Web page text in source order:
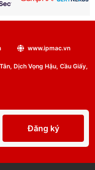
www.ipmac.vn
Dịch Vọng Hậu, Cầu Giấy,
Đăng ký